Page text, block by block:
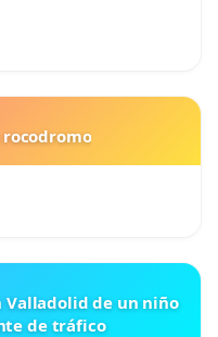
Valladolid de un niño
de tráfico